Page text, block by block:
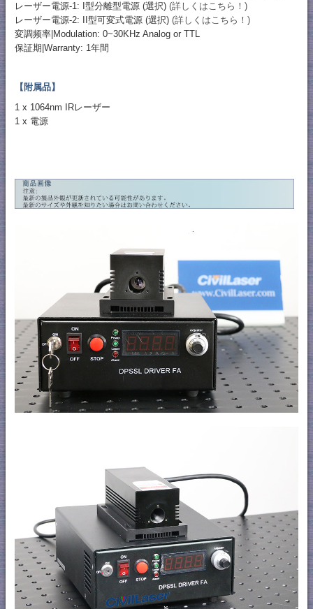
レーザー電源-1: I型分離型電源 (選択) (詳しくはこちら！)
レーザー電源-2: II型可変式電源 (選択) (詳しくはこちら！)
変調频率|Modulation: 0~30KHz Analog or TTL
保証期|Warranty: 1年間
【附属品】
1 x 1064nm IRレーザー
1 x 電源